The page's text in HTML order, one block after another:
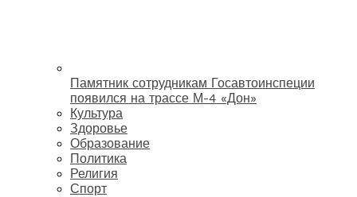
Памятник сотрудникам Госавтоинспеции
появился на трассе М-4 «Дон»
Культура
Здоровье
Образование
Политика
Религия
Спорт